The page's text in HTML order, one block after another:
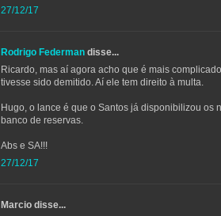
27/12/17
Rodrigo Federman disse...
Ricardo, mas aí agora acho que é mais
tivesse sido demitido. Aí ele tem direito à multa.
Hugo, o lance é que o Santos já disponibilizou os
banco de reservas.
Abs e SA!!!
27/12/17
Marcio disse...